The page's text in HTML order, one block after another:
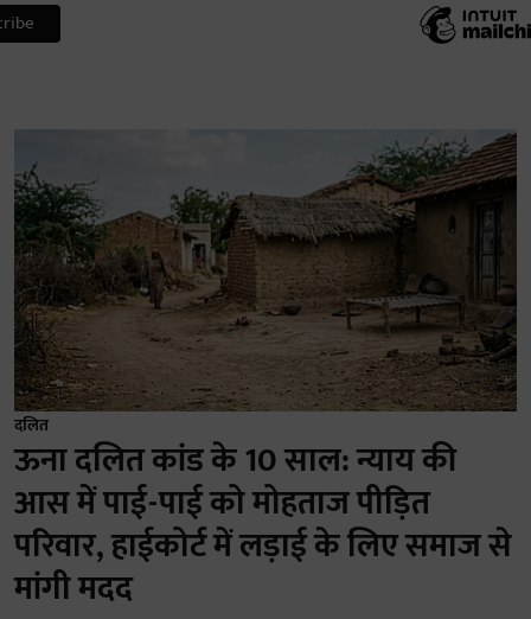
दलित
ऊना दलित कांड के 10 साल: न्याय की
आस में पाई-पाई को मोहताज पीड़ित
परिवार, हाईकोर्ट में लड़ाई के लिए समाज से
मांगी मदद